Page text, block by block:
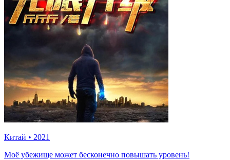
Китай • 2021
Моё убежище может бесконечно повышать уровень!